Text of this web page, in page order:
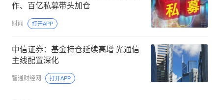
作、百亿私募带头加仓
财闻 打开APP
中信证券：基金持仓延续高增 光通信
主线配置深化
智通财经网 打开APP